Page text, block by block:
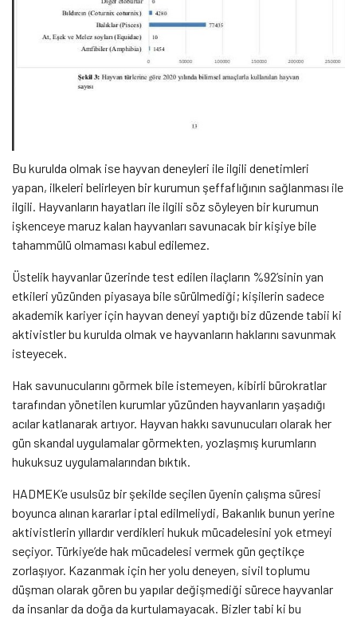
Bu kurulda olmak ise hayvan deneyleri ile ilgili denetimleri
yapan, ilkeleri belirleyen bir kurumun şeffaflığının sağlanması ile
ilgili. Hayvanların hayatları ile ilgili söz söyleyen bir kurumun
işkenceye maruz kalan hayvanları savunacak bir kişiye bile
tahammülü olmaması kabul edilemez.
Üstelik hayvanlar üzerinde test edilen ilaçların %92’sinin yan
etkileri yüzünden piyasaya bile sürülmediği; kişilerin sadece
akademik kariyer için hayvan deneyi yaptığı biz düzende tabii ki
aktivistler bu kurulda olmak ve hayvanların haklarını savunmak
isteyecek.
Hak savunucularını görmek bile istemeyen, kibirli bürokratlar
tarafından yönetilen kurumlar yüzünden hayvanların yaşadığı
acılar katlanarak artıyor. Hayvan hakkı savunucuları olarak her
gün skandal uygulamalar görmekten, yozlaşmış kurumların
hukuksuz uygulamalarından bıktık.
HADMEK’e usulsüz bir şekilde seçilen üyenin çalışma süresi
boyunca alınan kararlar iptal edilmeliydi, Bakanlık bunun yerine
aktivistlerin yıllardır verdikleri hukuk mücadelesini yok etmeyi
seçiyor. Türkiye’de hak mücadelesi vermek gün geçtikçe
zorlaşıyor. Kazanmak için her yolu deneyen, sivil toplumu
düşman olarak gören bu yapılar değişmediği sürece hayvanlar
da insanlar da doğa da kurtulamayacak. Bizler tabi ki bu